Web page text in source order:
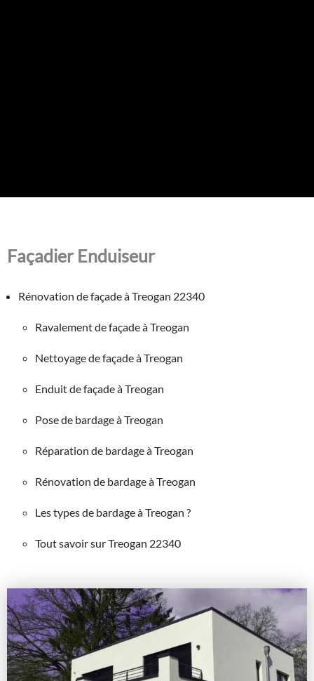
Façadier Enduiseur
Rénovation de façade à Treogan 22340
Ravalement de façade à Treogan
Nettoyage de façade à Treogan
Enduit de façade à Treogan
Pose de bardage à Treogan
Réparation de bardage à Treogan
Rénovation de bardage à Treogan
Les types de bardage à Treogan ?
Tout savoir sur Treogan 22340